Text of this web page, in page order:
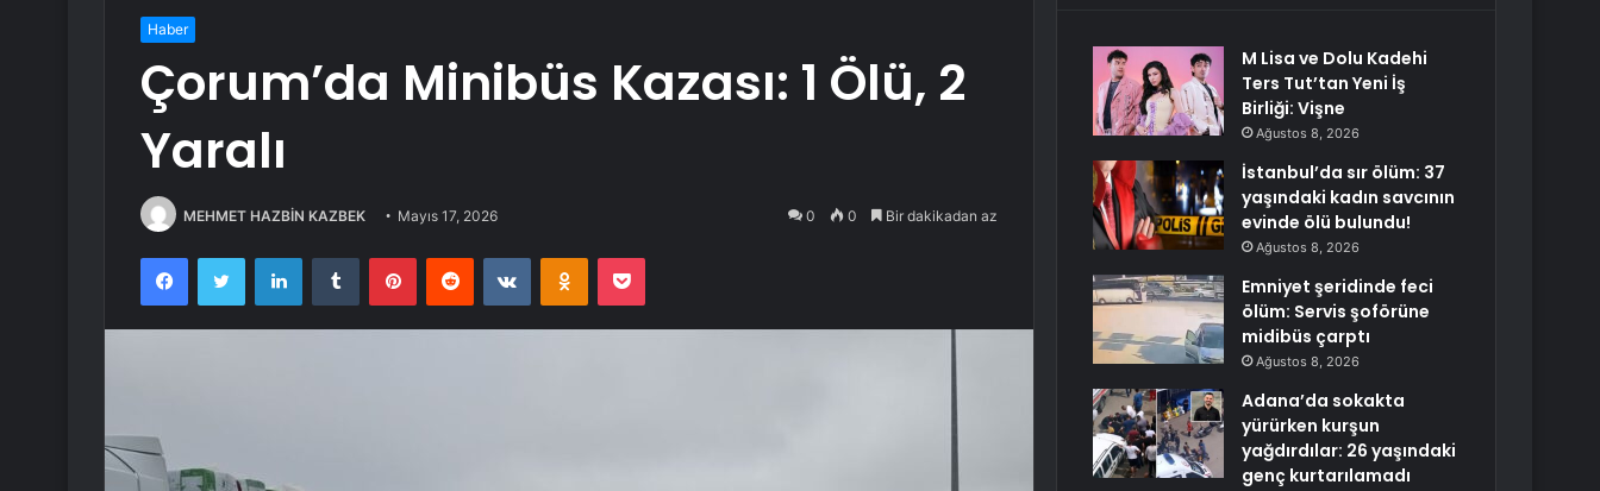
Haber
Çorum’da Minibüs Kazası: 1 Ölü, 2
Yaralı
MEHMET HAZBİN KAZBEK Mayıs 17, 2026 0 0 Bir dakikadan az
FacebookTwitter LinkedInTumblr PinterestReddit VKontakteOdnoklassniki
Pocket
M Lisa ve Dolu Kadehi
Ters Tut’tan Yeni İş
Birliği: Vişne
Ağustos 8, 2026
İstanbul’da sır ölüm: 37
yaşındaki kadın savcının
evinde ölü bulundu!
Ağustos 8, 2026
Emniyet şeridinde feci
ölüm: Servis şoförüne
midibüs çarptı
Ağustos 8, 2026
Adana’da sokakta
yürürken kurşun
yağdırdılar: 26 yaşındaki
genç kurtarılamadı